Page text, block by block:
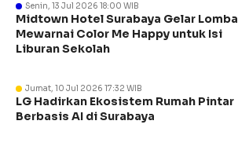
Senin, 13 Jul 2026 18:00 WIB
Midtown Hotel Surabaya Gelar Lomba
Mewarnai Color Me Happy untuk Isi
Liburan Sekolah
Jumat, 10 Jul 2026 17:32 WIB
LG Hadirkan Ekosistem Rumah Pintar
Berbasis AI di Surabaya